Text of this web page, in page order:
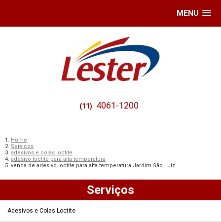
MENU
(11) 4061-1200
Home
Serviços
adesivos e colas loctite
adesivo loctite para alta temperatura
venda de adesivo loctite para alta temperatura Jardim São Luiz
Serviços
Adesivos e Colas Loctite